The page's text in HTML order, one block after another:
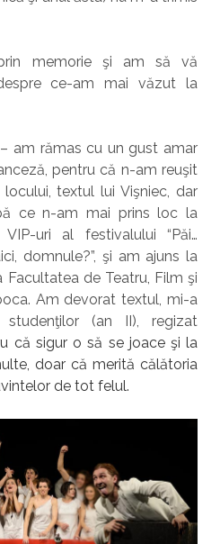
memorie şi am să vă
ce-am mai văzut la
– am rămas cu un gust amar
pentru că n-am reuşit
textul lui Vişniec, dar
ce n-am mai prins loc la
uri al festivalului “Păi…
domnule?”, şi am ajuns la
de Teatru, Film şi
Am devorat textul, mi-a
(an II), regizat
că sigur o să se joace şi la
doar că merită călătoria
de tot felul.